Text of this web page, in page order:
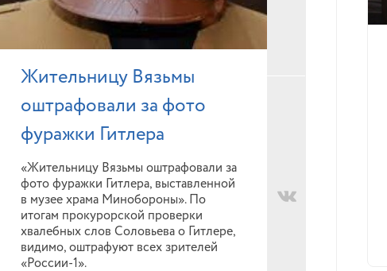
Жительницу Вязьмы
оштрафовали за фото
фуражки Гитлера
«Жительницу Вязьмы оштрафовали за
фото фуражки Гитлера, выставленной
в музее храма Минобороны». По
итогам прокурорской проверки
хвалебных слов Соловьева о Гитлере,
видимо, оштрафуют всех зрителей
«России-1».